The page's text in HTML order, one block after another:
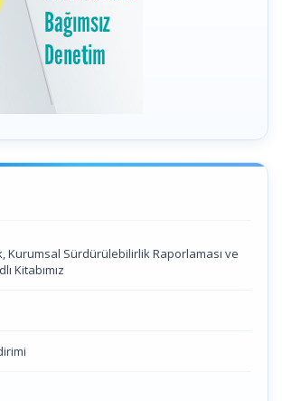
Kurumsal Sürdürülebilirlik Raporlaması ve
Kitabımız